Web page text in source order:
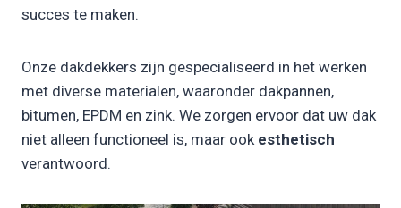
succes te maken.
Onze dakdekkers zijn gespecialiseerd in het werken
met diverse materialen, waaronder dakpannen,
bitumen, EPDM en zink. We zorgen ervoor dat uw dak
niet alleen functioneel is, maar ook esthetisch
verantwoord.